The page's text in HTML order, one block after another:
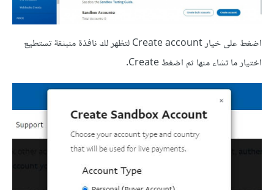
اضغط على خيار Create account لتظهر لك نافذة منبثقة تستطيع
اختيار ما تشاء منها ثم اضغط Create.